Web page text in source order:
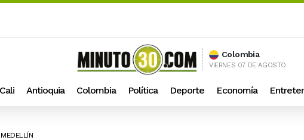
Colombia
VIERNES 07 DE AGOSTO
Cali Antioquia Colombia Política Deporte Economía